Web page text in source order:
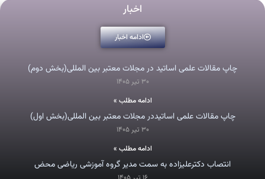
اخبار
ادامه اخبار
چاپ مقالات علمی اساتید در مجلات معتبر بین المللی(بخش دوم)
۳۰ تیر ۱۴۰۵
ادامه مطلب »
چاپ مقالات علمی اساتیددر مجلات معتبر بین المللی(بخش اول)
۳۰ تیر ۱۴۰۵
ادامه مطلب »
انتصاب دکترعلیزاده به سمت مدیر گروه آموزشی ریاضی محض